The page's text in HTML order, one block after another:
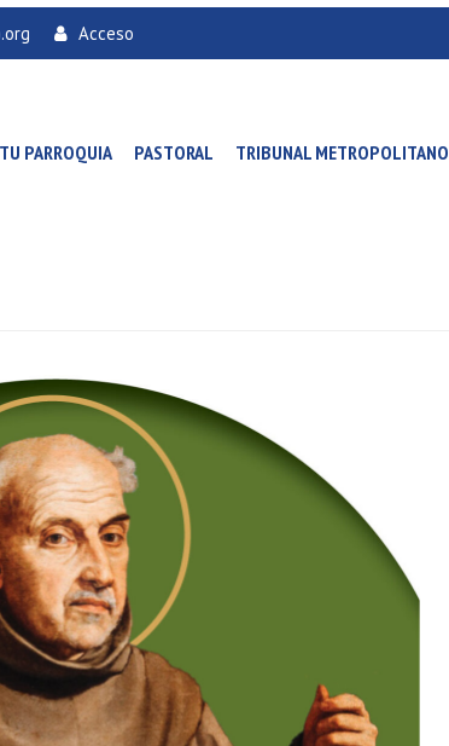
Acceso
PARROQUIA PASTORAL TRIBUNAL METROPOLITANO